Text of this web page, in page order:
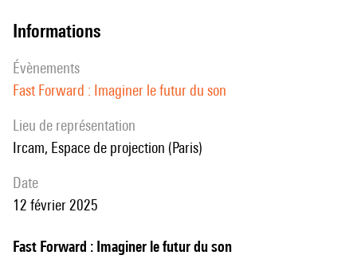
informations
évènements
Fast Forward : Imaginer le futur du son
Lieu de représentation
Ircam, Espace de projection (Paris)
date
12 février 2025
Fast Forward : Imaginer le futur du son